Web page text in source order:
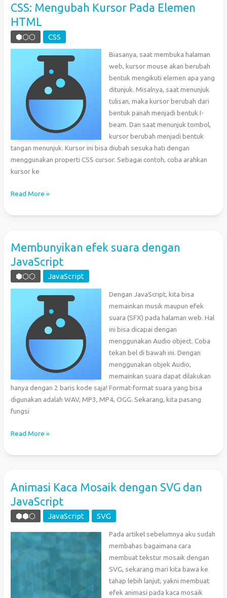
CSS: Mengubah Kursor Pada Elemen
HTML
⬢⬡⬡ CSS
Biasanya, saat membuka halaman
web, kursor mouse akan berubah
bentuk mengikuti elemen apa yang
ditunjuk. Misalnya, saat menunjuk
tulisan, maka kursor berubah dari
bentuk panah menjadi bentuk I-
beam. Dan saat menunjuk tombol,
kursor berubah menjadi bentuk
tangan menunjuk. Kursor ini bisa diubah sesuka hati dengan
menggunakan properti CSS cursor. Sebagai contoh, coba arahkan
kursor ke
CSS:
Kursor
HTML
Read More »
Membunyikan efek suara dengan
JavaScript
⬢⬡⬡ JavaScript
Dengan JavaScript, kita bisa
memainkan musik maupun efek
suara (SFX) pada halaman web. Hal
ini bisa dicapai dengan
menggunakan Audio object. Coba
tekan bel di bawah ini. Dengan
menggunakan objek Audio,
memainkan suara dapat dilakukan
hanya dengan 2 baris kode saja! Format-format suara yang bisa
digunakan adalah WAV, MP3, MP4, OGG. Sekarang, kita pasang
fungsi
Membunyikan
suara
Read More »
Animasi Kaca Mosaik dengan SVG dan
JavaScript
⬢⬢⬡ JavaScript SVG
Pada artikel sebelumnya aku sudah
membahas bagaimana cara
membuat tekstur mosaik dengan
SVG, sekarang mari kita bawa ke
tahap lebih lanjut, yakni membuat
efek animasi pada kaca mosaik